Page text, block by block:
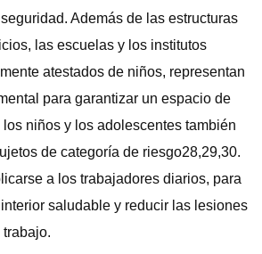
Además de las estructuras
las escuelas y los institutos
atestados de niños, representan
para garantizar un espacio de
niños y los adolescentes también
de categoría de riesgo28,29,30.
a los trabajadores diarios, para
saludable y reducir las lesiones